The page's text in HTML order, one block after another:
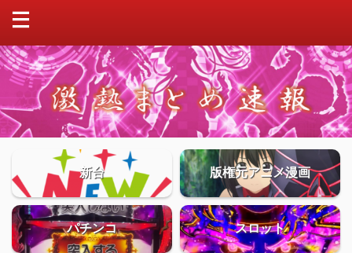
新台 版権元アニメ漫画
パチンコ スロット